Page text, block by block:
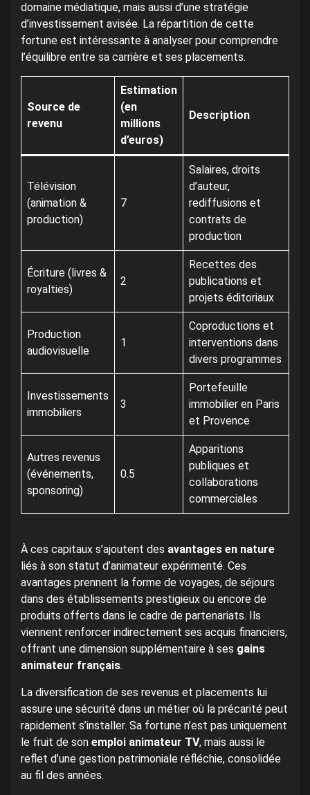
domaine médiatique, mais aussi d’une stratégie
d’investissement avisée. La répartition de cette
fortune est intéressante à analyser pour comprendre
l’équilibre entre sa carrière et ses placements.
Source de
revenu
Estimation
(en
millions
d’euros)
Description
Télévision
(animation &
production)
7
Salaires, droits
d’auteur,
rediffusions et
contrats de
production
Écriture (livres &
royalties)
2
Recettes des
publications et
projets éditoriaux
Production
audiovisuelle
1
Coproductions et
interventions dans
divers programmes
Investissements
immobiliers
3
Portefeuille
immobilier en Paris
et Provence
Autres revenus
(événements,
sponsoring)
0.5
Apparitions
publiques et
collaborations
commerciales
À ces capitaux s’ajoutent des avantages en nature
liés à son statut d’animateur expérimenté. Ces
avantages prennent la forme de voyages, de séjours
dans des établissements prestigieux ou encore de
produits offerts dans le cadre de partenariats. Ils
viennent renforcer indirectement ses acquis financiers,
offrant une dimension supplémentaire à ses gains
animateur français.
La diversification de ses revenus et placements lui
assure une sécurité dans un métier où la précarité peut
rapidement s’installer. Sa fortune n’est pas uniquement
le fruit de son emploi animateur TV, mais aussi le
reflet d’une gestion patrimoniale réfléchie, consolidée
au fil des années.